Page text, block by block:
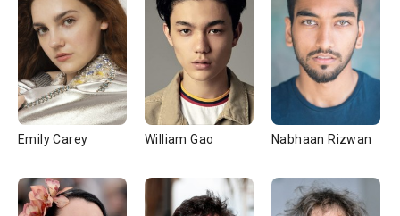
Emily Carey William Gao Nabhaan Rizwan